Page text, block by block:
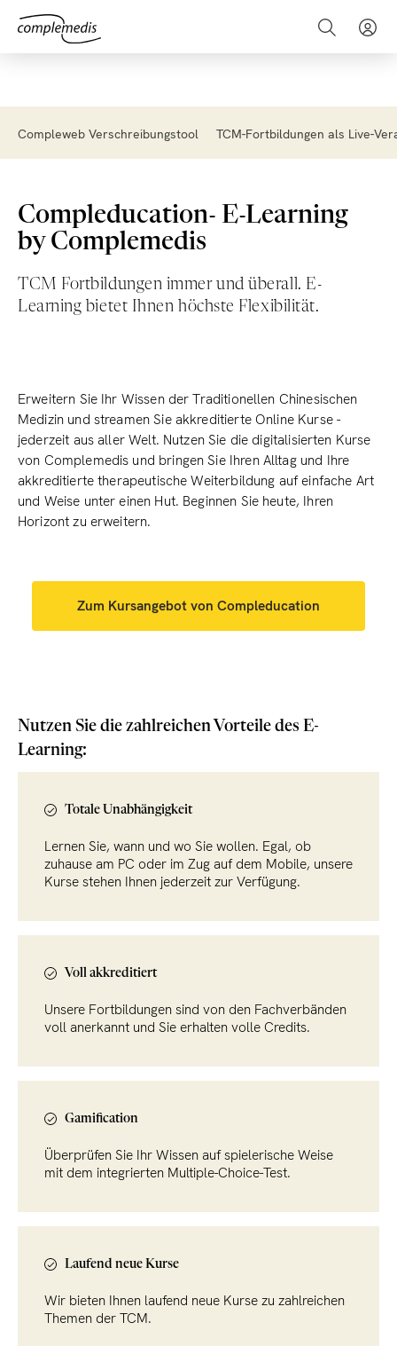
Compleweb Verschreibungstool TCM-Fortbildungen als Live-
Compleducation- E-Learning
by Complemedis
TCM Fortbildungen immer und überall. E-
Learning bietet Ihnen höchste Flexibilität.
Erweitern Sie Ihr Wissen der Traditionellen Chinesischen
Medizin und streamen Sie akkreditierte Online Kurse -
jederzeit aus aller Welt. Nutzen Sie die digitalisierten Kurse
von Complemedis und bringen Sie Ihren Alltag und Ihre
akkreditierte therapeutische Weiterbildung auf einfache Art
und Weise unter einen Hut. Beginnen Sie heute, Ihren
Horizont zu erweitern.
Zum Kursangebot von Compleducation
Nutzen Sie die zahlreichen Vorteile des E-
Learning:
Totale Unabhängigkeit
Lernen Sie, wann und wo Sie wollen. Egal, ob
zuhause am PC oder im Zug auf dem Mobile, unsere
Kurse stehen Ihnen jederzeit zur Verfügung.
Voll akkreditiert
Unsere Fortbildungen sind von den Fachverbänden
voll anerkannt und Sie erhalten volle Credits.
Gamification
Überprüfen Sie Ihr Wissen auf spielerische Weise
mit dem integrierten Multiple-Choice-Test.
Laufend neue Kurse
Wir bieten Ihnen laufend neue Kurse zu zahlreichen
Themen der TCM.